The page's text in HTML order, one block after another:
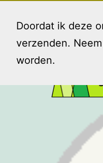
Doordat ik deze
verzenden.
worden.
naar
inhoud